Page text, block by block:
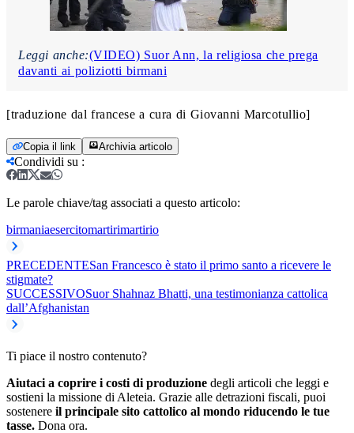
Leggi anche:(VIDEO) Suor Ann, la religiosa che prega
davanti ai poliziotti birmani
[traduzione dal francese a cura di Giovanni Marcotullio]
Copia il link Archivia articolo
Condividi su :
Le parole chiave/tag associati a questo articolo:
birmaniaesercitomartirimartirio
PRECEDENTESan Francesco è stato il primo santo a ricevere le
stigmate?
SUCCESSIVOSuor Shahnaz Bhatti, una testimonianza cattolica
dall’Afghanistan
Ti piace il nostro contenuto?
Aiutaci a coprire i costi di produzione degli articoli che leggi e
sostieni la missione di Aleteia. Grazie alle detrazioni fiscali, puoi
sostenere il principale sito cattolico al mondo riducendo le tue
tasse. Dona ora.